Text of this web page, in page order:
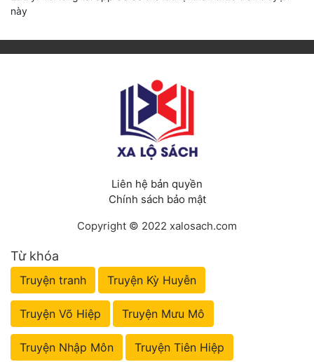
này
Liên hệ bản quyền
Chính sách bảo mật
Copyright © 2022 xalosach.com
Từ khóa
Truyện tranh Truyện Kỳ Huyễn
Truyện Võ Hiệp Truyện Mưu Mô
Truyện Nhập Môn Truyện Tiên Hiệp